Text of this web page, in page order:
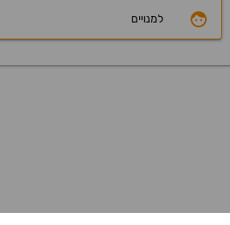
למנויים